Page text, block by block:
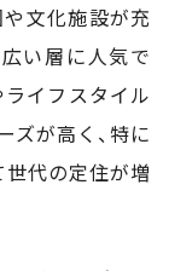
や文化施設が充
い層に人気で
ライフスタイル
ズが高く、特に
世代の定住が増